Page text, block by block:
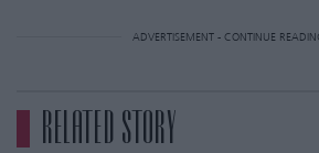
ADVERTISEMENT - CONTINUE
RELATED STORY